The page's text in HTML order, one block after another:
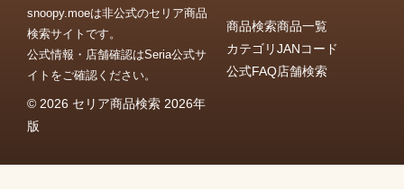
snoopy.moeは非公式のセリア商品
検索サイトです。
公式情報・店舗確認はSeria公式サ
イトをご確認ください。
© 2026 セリア商品検索 2026年
版
商品検索商品一覧
カテゴリJANコード
公式FAQ店舗検索